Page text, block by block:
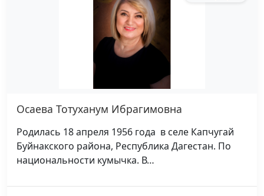
Осаева Тотуханум Ибрагимовна
Родилась 18 апреля 1956 года в селе Капчугай
Буйнакского района, Республика Дагестан. По
национальности кумычка. В…